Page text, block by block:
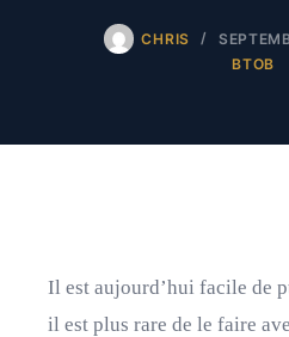
CHRIS
BTOB
Il est aujourd’hui facile de
il est plus rare de le faire